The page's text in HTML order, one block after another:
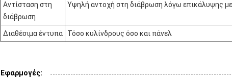
Αντίσταση στη
διάβρωση
Υψηλή αντοχή στη διάβρωση λόγω επικάλυψης
Διαθέσιμα έντυπα Τόσο κυλίνδρους όσο και πάνελ
Εφαρμογές: